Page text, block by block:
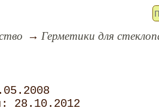
Герметики для
28.10.2012